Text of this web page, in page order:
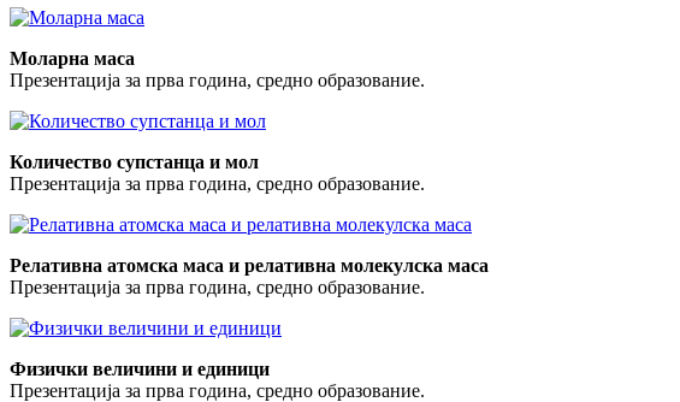
Моларна маса
Презентација за прва година, средно образование.
Количество супстанца и мол
Презентација за прва година, средно образование.
Релативна атомска маса и релативна молекулска маса
Презентација за прва година, средно образование.
Физички величини и единици
Презентација за прва година, средно образование.